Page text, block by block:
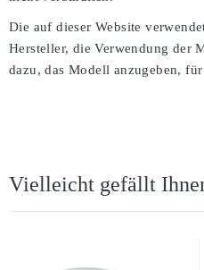
Die auf dieser Website
Hersteller, die Verwendung der
dazu, das Modell anzugeben,
Vielleicht gefällt